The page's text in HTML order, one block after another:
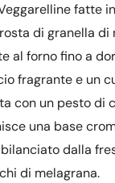
fatte
di granella di
al forno fino a
fragrante e un
con un pesto di
una base
dalla
di melagrana.